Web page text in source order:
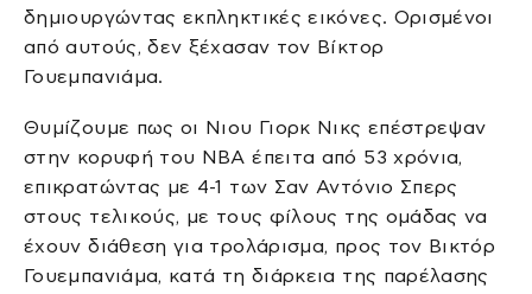
δημιουργώντας εκπληκτικές εικόνες. Ορισμένοι
από αυτούς, δεν ξέχασαν τον Βίκτορ
Γουεμπανιάμα.
Θυμίζουμε πως οι Νιου Γιορκ Νικς επέστρεψαν
στην κορυφή του ΝΒΑ έπειτα από 53 χρόνια,
επικρατώντας με 4-1 των Σαν Αντόνιο Σπερς
στους τελικούς, με τους φίλους της ομάδας να
έχουν διάθεση για τρολάρισμα, προς τον Βικτόρ
Γουεμπανιάμα, κατά τη διάρκεια της παρέλασης